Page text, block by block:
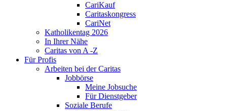
CariKauf
Caritaskongress
CariNet
Katholikentag 2026
In Ihrer Nähe
Caritas von A -Z
Für Profis
Arbeiten bei der Caritas
Jobbörse
Meine Jobsuche
Für Dienstgeber
Soziale Berufe